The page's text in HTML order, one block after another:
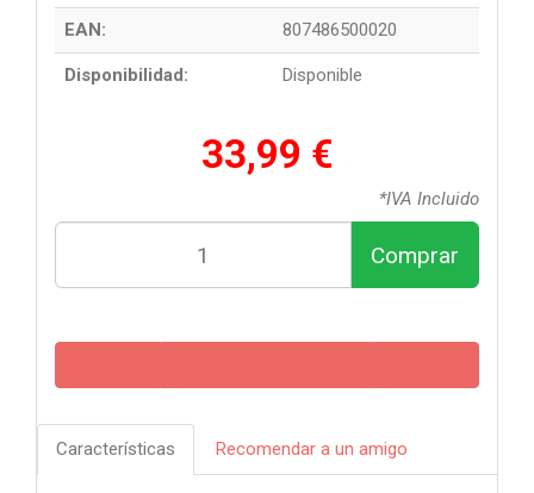
EAN: 807486500020
Disponibilidad: Disponible
33,99 €
*IVA Incluido
Comprar
Características Recomendar a un amigo